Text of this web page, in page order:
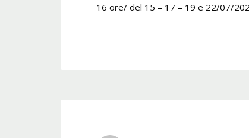
16 ore/ del 15 – 17 – 19 e 22/07/